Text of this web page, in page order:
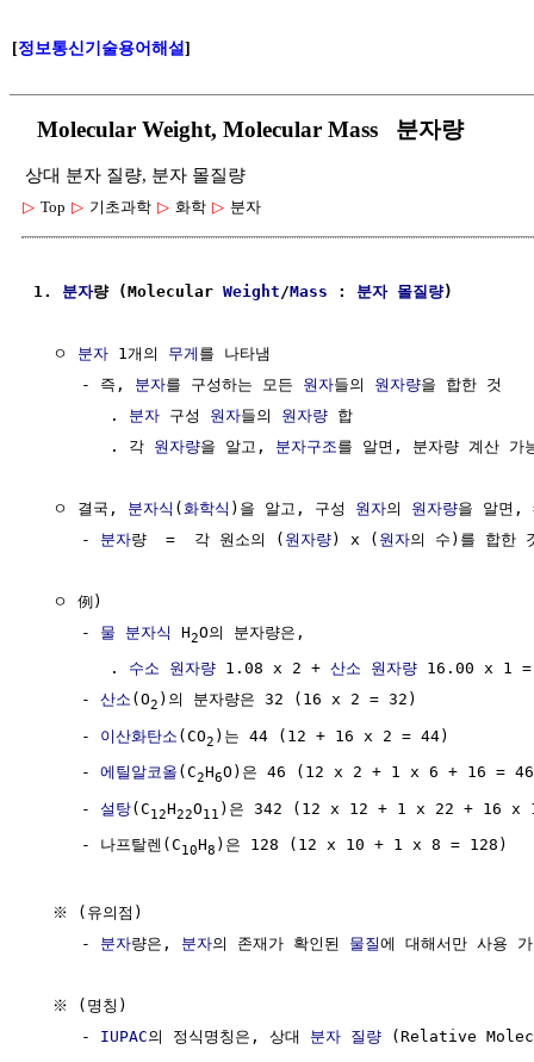
[정보통신기술용어해설]
Molecular Weight, Molecular Mass 분자량
상대 분자 질량, 분자 몰질량
▷ Top ▷ 기초과학 ▷ 화학 ▷ 분자
1. 분자량 (Molecular Weight /Mass : 분자 몰질량)
  ㅇ
분자 1개의 무게 를 나타냄
     - 즉,
분자를 구성하는 모든 원자들의 원자량을 합한 것
        .
분자 구성 원자들의 원자량 합
        . 각
원자량을 알고, 분자구조를 알면, 분자량 계산 가
  ㅇ 결국,
분자식 ( 화학식 )을 알고, 구성 원자의 원자량을 알면,
     -
분자량  =  각 원소의 ( 원자량) x ( 원자의 수)를 합한
  ㅇ 例)
     -
물 분자식 H2O의 분자량은,
        .
수소 원자량 1.08 x 2 + 산소 원자량 16.00 x 1 =
     -
산소 (O2 )의 분자량은 32 (16 x 2 = 32)
     -
이산화탄소 (CO2 )는 44 (12 + 16 x 2 = 44)
     -
에틸알코올 (C2H6O)은 46 (12 x 2 + 1 x 6 + 16 =
     -
설탕(C12H22O11 )은 342 (12 x 12 + 1 x 22 + 16 x
     - 나프탈렌(C
10H8 )은 128 (12 x 10 + 1 x 8 = 128)
  ※ (유의점)
     -
분자량은, 분자의 존재가 확인된 물질에 대해서만 사용
  ※ (명칭)
     -
IUPAC의 정식명칭은, 상대 분자 질량 (Relative